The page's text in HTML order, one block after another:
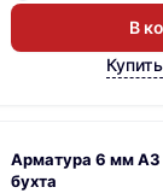
В
Арматура 6 мм
бухта